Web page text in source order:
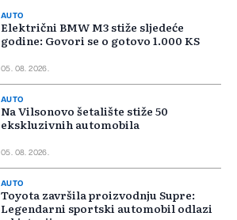
AUTO
Električni BMW M3 stiže sljedeće
godine: Govori se o gotovo 1.000 KS
05. 08. 2026.
AUTO
Na Vilsonovo šetalište stiže 50
ekskluzivnih automobila
05. 08. 2026.
AUTO
Toyota završila proizvodnju Supre:
Legendarni sportski automobil odlazi